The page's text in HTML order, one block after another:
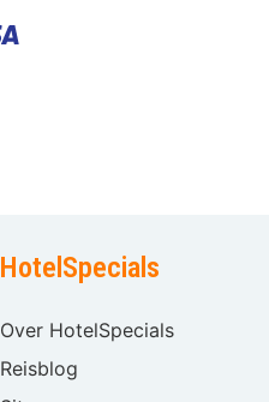
HotelSpecials
Over HotelSpecials
Reisblog